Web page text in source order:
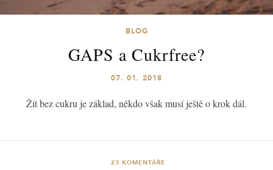
BLOG
GAPS a Cukrfree?
07. 01. 2018
Žít bez cukru je základ, někdo však musí ještě o krok dál.
23 KOMENTÁŘE